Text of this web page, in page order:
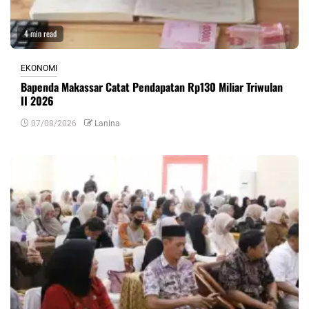
4 min read
EKONOMI
Bapenda Makassar Catat Pendapatan Rp130 Miliar Triwulan
II 2026
07/08/2026 Lanina